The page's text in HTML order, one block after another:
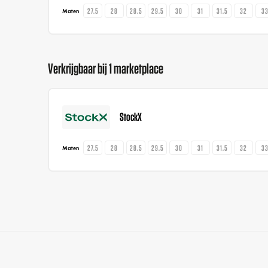
Maten 27.5 28 28.5 29.5 30 31 31.5 32 33
Verkrijgbaar bij 1 marketplace
StockX
Maten 27.5 28 28.5 29.5 30 31 31.5 32 33